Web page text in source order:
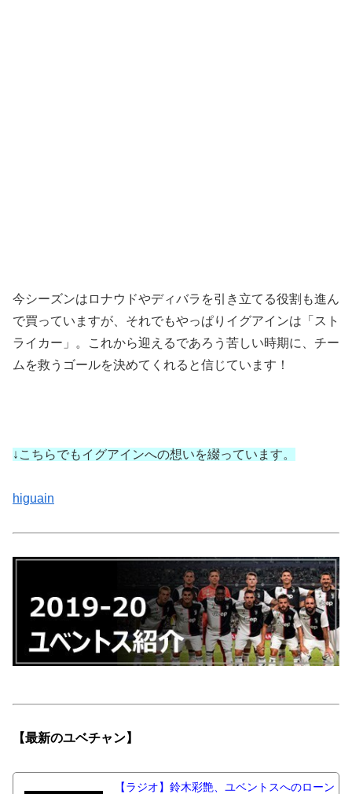
今シーズンはロナウドやディバラを引き立てる役割も進ん
で買っていますが、それでもやっぱりイグアインは「スト
ライカー」。これから迎えるであろう苦しい時期に、チー
ムを救うゴールを決めてくれると信じています！
↓こちらでもイグアインへの想いを綴っています。
higuain
【最新のユベチャン】
【ラジオ】鈴木彩艶、ユベントスへのローン